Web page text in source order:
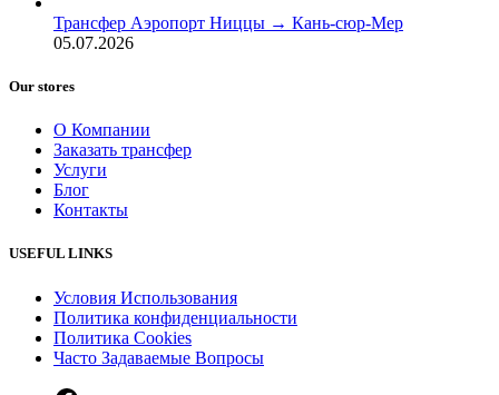
Трансфер Аэропорт Ниццы → Кань-сюр-Мер
05.07.2026
Our stores
О Компании
Заказать трансфер
Услуги
Блог
Контакты
USEFUL LINKS
Условия Использования
Политика конфиденциальности
Политика Cookies
Часто Задаваемые Вопросы